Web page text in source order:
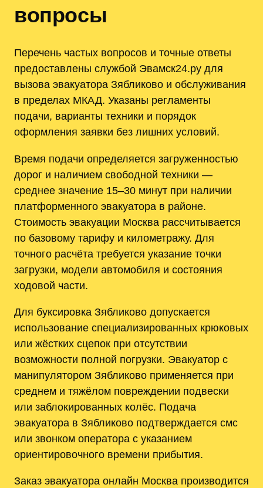
вопросы
Перечень частых вопросов и точные ответы
предоставлены службой Эвамск24.ру для
вызова эвакуатора Зябликово и обслуживания
в пределах МКАД. Указаны регламенты
подачи, варианты техники и порядок
оформления заявки без лишних условий.
Время подачи определяется загруженностью
дорог и наличием свободной техники ―
среднее значение 15–30 минут при наличии
платформенного эвакуатора в районе.
Стоимость эвакуации Москва рассчитывается
по базовому тарифу и километражу. Для
точного расчёта требуется указание точки
загрузки, модели автомобиля и состояния
ходовой части.
Для буксировка Зябликово допускается
использование специализированных крюковых
или жёстких сцепок при отсутствии
возможности полной погрузки. Эвакуатор с
манипулятором Зябликово применяется при
среднем и тяжёлом повреждении подвески
или заблокированных колёс. Подача
эвакуатора в Зябликово подтверждается смс
или звонком оператора с указанием
ориентировочного времени прибытия.
Заказ эвакуатора онлайн Москва производится